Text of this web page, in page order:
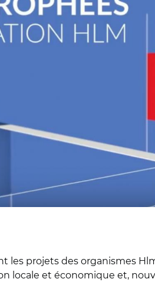
les projets des organismes
locale et économique et,